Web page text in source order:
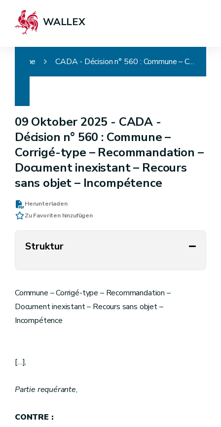
WALLEX
Home CADA - Décision n° 560 : Commune – Corrigé-type – Recommandation – Document inexistant – Recours sans objet – Incompétence
09 Oktober 2025 - CADA -
Décision n° 560 : Commune –
Corrigé-type – Recommandation –
Document inexistant – Recours
sans objet – Incompétence
Herunterladen
Zu Favoriten hinzufügen
Struktur
Commune – Corrigé-type – Recommandation –
Document inexistant – Recours sans objet –
Incompétence
[…],
Partie requérante,
CONTRE :